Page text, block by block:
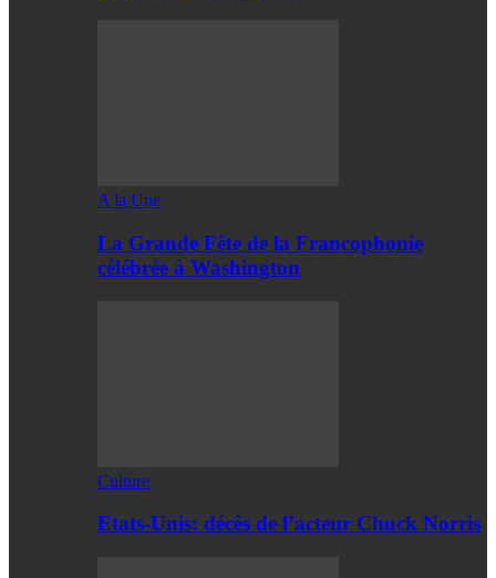
A la Une
La Grande Fête de la Francophonie
célébrée à Washington
Culture
Etats-Unis: décès de l’acteur Chuck Norris